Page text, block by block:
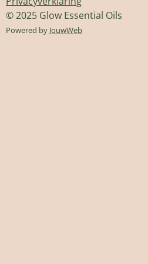
s
A
p
a
g
r
e
r
e
© 2025 Glow Essential Oils
Powered by JouwWeb